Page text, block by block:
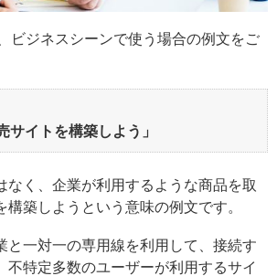
ビジネスシーンで使う場合の例文をご
サイトを構築しよう」
なく、企業が利用するような商品を取
構築しようという意味の例文です。
と一対一の専用線を利用して、接続す
不特定多数のユーザーが利用するサイ